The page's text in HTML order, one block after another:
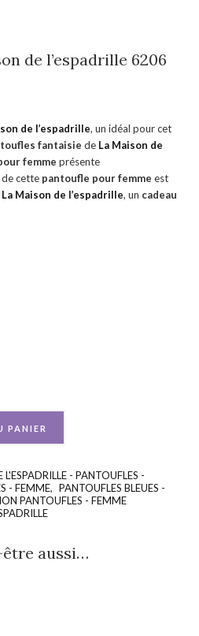
de l’espadrille 6206
de l’espadrille, un idéal pour cet
fantaisie de La Maison de
femme présente
de cette pantoufle pour femme est
La Maison de l’espadrille, un cadeau
PANIER
- PANTOUFLES -
- FEMME, PANTOUFLES BLEUES -
PANTOUFLES - FEMME
être aussi…